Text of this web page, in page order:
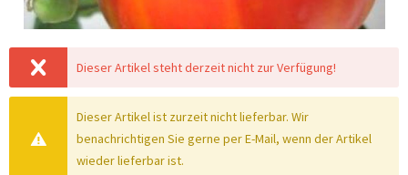
Dieser Artikel steht derzeit nicht zur Verfügung!
Dieser Artikel ist zurzeit nicht lieferbar. Wir
benachrichtigen Sie gerne per E-Mail, wenn der Artikel
wieder lieferbar ist.